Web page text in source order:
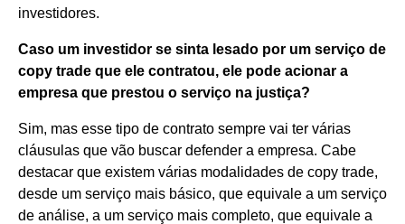
investidores.
Caso um investidor se sinta lesado por um serviço de
copy trade que ele contratou, ele pode acionar a
empresa que prestou o serviço na justiça?
Sim, mas esse tipo de contrato sempre vai ter várias
cláusulas que vão buscar defender a empresa. Cabe
destacar que existem várias modalidades de copy trade,
desde um serviço mais básico, que equivale a um serviço
de análise, a um serviço mais completo, que equivale a